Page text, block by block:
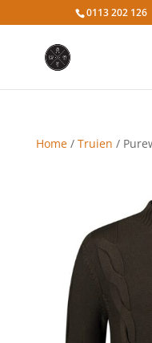
0113 202 126
Home/ Truien /